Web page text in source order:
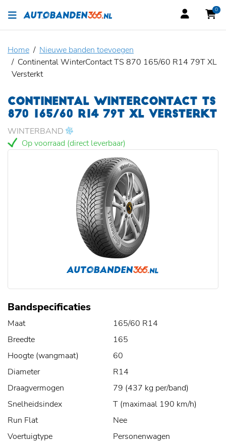
0
Home
Nieuwe banden toevoegen
Continental WinterContact TS 870 165/60 R14 79T XL
Versterkt
CONTINENTAL WINTERCONTACT TS
870 165/60 R14 79T XL VERSTERKT
WINTERBAND
Op voorraad (direct leverbaar)
Bandspecificaties
Maat
165/60 R14
Breedte
165
Hoogte (wangmaat)
60
Diameter
R14
Draagvermogen
79 (437 kg per/band)
Snelheidsindex
T (maximaal 190 km/h)
Run Flat
Nee
Voertuigtype
Personenwagen